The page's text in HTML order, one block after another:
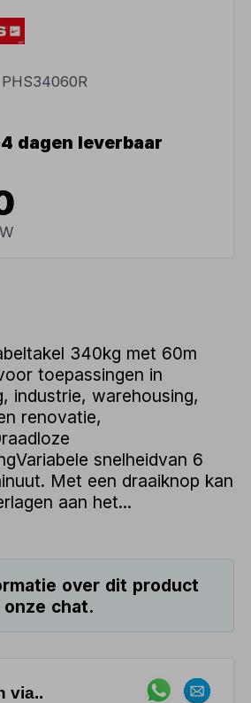
PHS34060R
dagen leverbaar
340kg met 60m
toepassingen in
industrie, warehousing,
renovatie,
snelheidvan 6
Met een draaiknop kan
aan het...
over dit product
chat.
via..